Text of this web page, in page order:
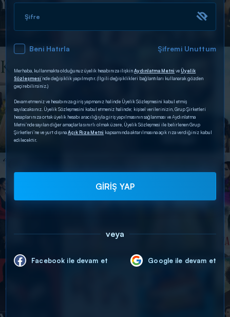
DİĞER SONUÇLAR
Şifre
Beni Hatırla Şifremi Unuttum
Merhaba, kullanmakta olduğunuz üyelik hesabınıza ilişkinAydınlatma Metni veÜyelik
Sözleşmesi’nde değişiklik yapılmıştır. (İlgili değişiklikleri bağlantıları kullanarak gözden
geçirebilirsiniz.)
Devam etmeniz ve hesabınıza giriş yapmanız halinde Üyelik Sözleşmesini kabul etmiş
sayılacaksınız. Üyelik Sözleşmesini kabul etmeniz halinde; kişisel verilerinizin, Grup Şirketleri
hesaplarınıza ortak üyelik hesabı aracılığıyla giriş yapılmasının sağlanması ve Aydınlatma
Metni’nde sayılan diğer amaçlarla sınırlı olmak üzere, Üyelik Sözleşmesi ile belirlenen Grup
Şirketleri’ne ve yurt dışınaAçık Rıza Metni kapsamında aktarılmasına açık rıza verdiğiniz kabul
edilecektir.
GİRİŞ YAP
veya
Facebook ile devam et Google ile devam et